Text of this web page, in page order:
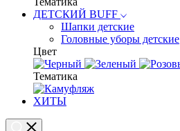
ДЕТСКИЙ BUFF
Шапки детские
Головные уборы детские
Цвет
Тематика
ХИТЫ